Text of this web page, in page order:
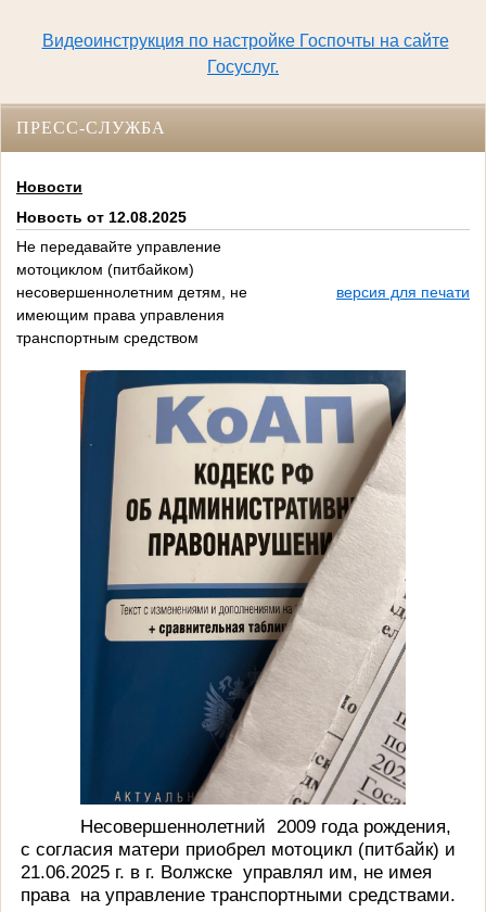
Видеоинструкция по настройке Госпочты на сайте
Госуслуг.
ПРЕСС-СЛУЖБА
Новости
Новость от 12.08.2025
Не передавайте управление
мотоциклом (питбайком)
несовершеннолетним детям, не
имеющим права управления
транспортным средством
версия для печати
Несовершеннолетний 2009 года рождения,
с согласия матери приобрел мотоцикл (питбайк) и
21.06.2025 г. в г. Волжске управлял им, не имея
права на управление транспортными средствами.